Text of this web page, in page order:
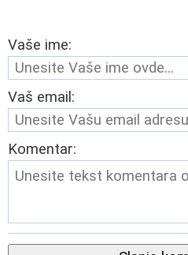
Vaše ime:
Vaš email:
Komentar: